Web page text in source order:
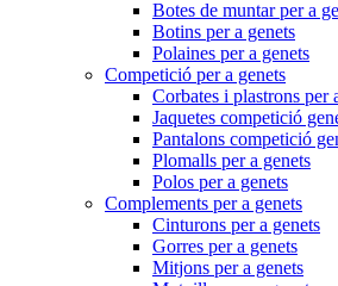
Botes de muntar per a
Botins per a genets
Polaines per a genets
Competició per a genets
Corbates i plastrons per
Jaquetes competició
Pantalons competició
Plomalls per a genets
Polos per a genets
Complements per a genets
Cinturons per a genets
Gorres per a genets
Mitjons per a genets